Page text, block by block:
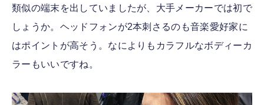
類似の端末を出していましたが、大手メーカーでは初で
しょうか。ヘッドフォンが2本刺さるのも音楽愛好家に
はポイントが高そう。なによりもカラフルなボディーカ
ラーもいいですね。